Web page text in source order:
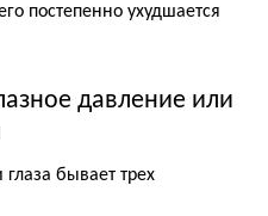
постепенно ухудшается
давление или
бывает трех